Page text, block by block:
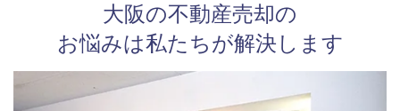
大阪の不動産売却の
お悩みは私たちが解決します